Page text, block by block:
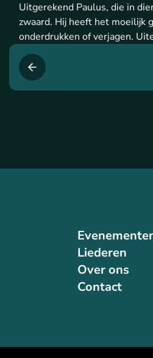
Uitgerekend Paulus, die in
zwaard. Hij heeft het moeilijk
onderdrukken of verjagen.
Liederen
Over ons
Contact